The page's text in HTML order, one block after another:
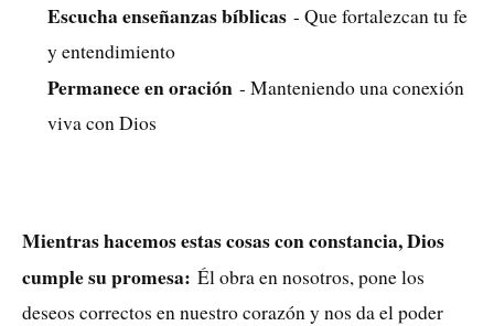
Escucha enseñanzas bíblicas- Que fortalezcan tu fe
y entendimiento
Permanece en oración- Manteniendo una conexión
viva con Dios
Mientras hacemos estas cosas con constancia, Dios
cumple su promesa: Él obra en nosotros, pone los
deseos correctos en nuestro corazón y nos da el poder